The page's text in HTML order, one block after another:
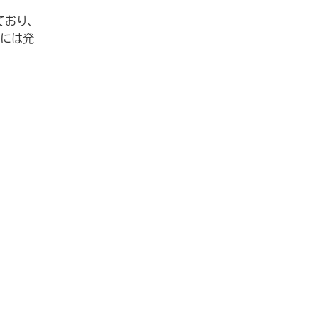
り、
は発